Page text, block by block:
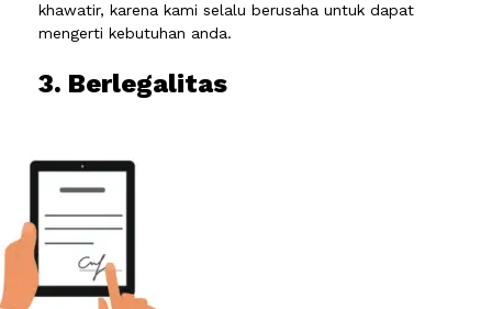
khawatir, karena kami selalu berusaha untuk dapat
mengerti kebutuhan anda.
3. Berlegalitas